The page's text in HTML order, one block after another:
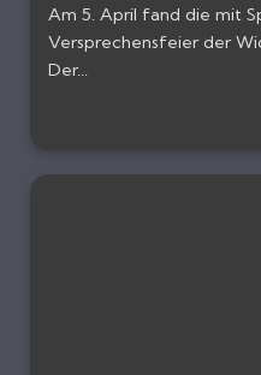
Am 5. April fand die mit
Versprechensfeier der
Der...